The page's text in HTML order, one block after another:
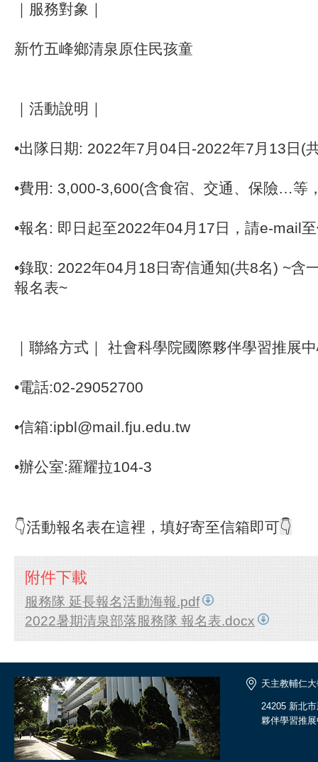
｜服務對象｜
新竹五峰鄉清泉原住民孩童
｜活動說明｜
•出隊日期: 2022年7月04日-2022年7月13日(
•費用: 3,000-3,600(含食宿、交通、保險…等
•報名: 即日起至2022年04月17日，請e-mail
•錄取: 2022年04月18日寄信通知(共8名) ~含
報名表~
｜聯絡方式｜ 社會科學院國際夥伴學習推展
•電話:02-29052700
•信箱:ipbl@mail.fju.edu.tw
•辦公室:羅耀拉104-3
👇活動報名表在這裡，填好寄至信箱即可👇
附件下載
服務隊 延長報名活動海報.pdf
2022暑期清泉部落服務隊 報名表.docx
天主教輔仁
24205 新北
夥伴學習推